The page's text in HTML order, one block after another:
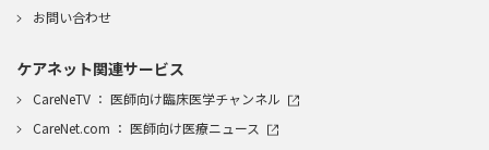
講師の方の説明がわかりやすかった
★★★★
★★★★★ 2026/02/17 (火)
医師 該当なし 該当なし
お問い合わせ
ケアネット関連サービス
CareNeTV ： 医師向け臨床医学チャンネル
CareNet.com ： 医師向け医療ニュース